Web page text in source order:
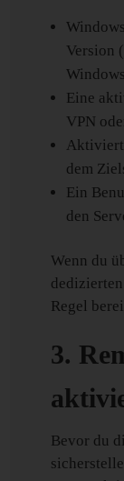
Version
Eine
VPN
dem
Ein
den
Wenn du
Regel
3.
Bevor du